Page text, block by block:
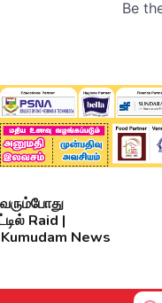
Raid |
News